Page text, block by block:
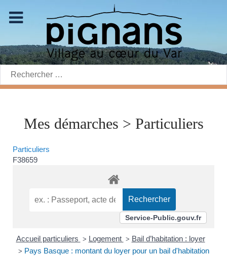
Rechercher:
Mes démarches > Particuliers
Particuliers
F38659
Service-Public.gouv.fr
Accueil particuliers > Logement > Bail d’habitation : loyer
> Pays Basque : montant du loyer pour un bail d'habitation